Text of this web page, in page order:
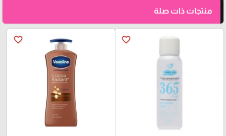
منتجات ذات صلة
favorite_border
favorite_border